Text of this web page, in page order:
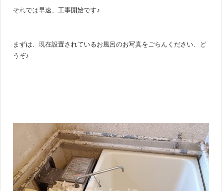
それでは早速、工事開始です♪
まずは、現在設置されているお風呂のお写真をごらんください、ど
うぞ♪